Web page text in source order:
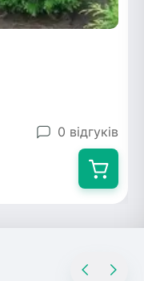
0 відгуків